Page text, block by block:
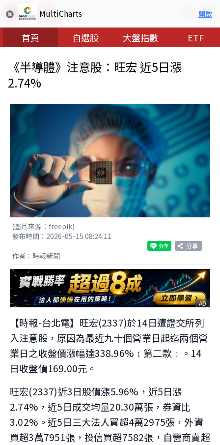
MultiCharts 開啟
首頁 自選股 大盤指數 ETF
《半導體》注意股：旺宏 近5日漲
2.74%
(圖片來源：freepik)
發布時間：2026-05-15 08:24:11
分享
作者：時報新聞
AD
【時報-台北電】旺宏(2337)於14日遭證交所列
入注意股，原因為最近九十個營業日起迄兩個營
業日之收盤價漲幅達338.96%﹝第二款﹞。14
日收盤價169.00元。
旺宏(2337)近3日股價漲5.96%，近5日漲
2.74%，近5日成交均量20.30萬張，券資比
3.02%。近5日三大法人買超4萬2975張，外資
買超3萬7951張，投信買超7582張，自營商賣超